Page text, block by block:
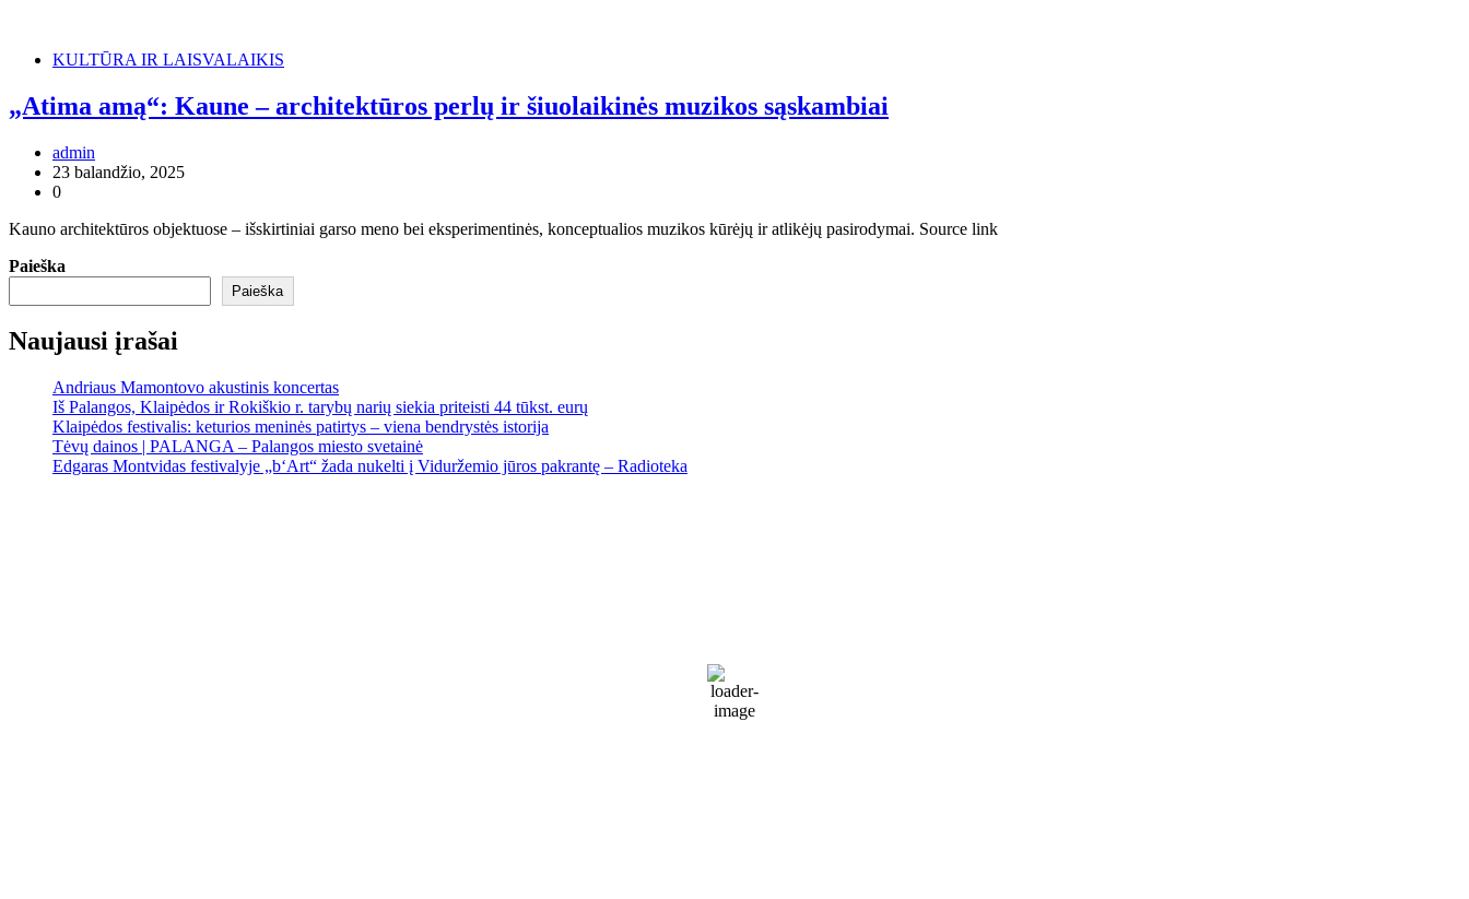
KULTŪRA IR LAISVALAIKIS
„Atima amą“: Kaune – architektūros perlų ir šiuolaikinės muzikos sąskambiai
admin
23 balandžio, 2025
0
Kauno architektūros objektuose – išskirtiniai garso meno bei eksperimentinės, konceptualios muzikos kūrėjų ir atlikėjų pasirodymai. Source link
Paieška
Paieška
Naujausi įrašai
Andriaus Mamontovo akustinis koncertas
Iš Palangos, Klaipėdos ir Rokiškio r. tarybų narių siekia priteisti 44 tūkst. eurų
Klaipėdos festivalis: keturios meninės patirtys – viena bendrystės istorija
Tėvų dainos | PALANGA – Palangos miesto svetainė
Edgaras Montvidas festivalyje „b‘Art“ žada nukelti į Viduržemio jūros pakrantę – Radioteka
Patchy rain nearby
72 %
1018 mb